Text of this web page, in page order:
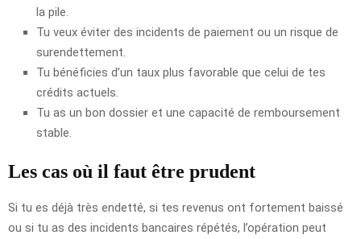
la pile.
Tu veux éviter des incidents de paiement ou un risque de
surendettement.
Tu bénéficies d’un taux plus favorable que celui de tes
crédits actuels.
Tu as un bon dossier et une capacité de remboursement
stable.
Les cas où il faut être prudent
Si tu es déjà très endetté, si tes revenus ont fortement baissé
ou si tu as des incidents bancaires répétés, l’opération peut